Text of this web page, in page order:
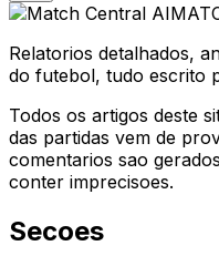
Relatorios detalhados,
do futebol, tudo escrito
Todos os artigos deste
das partidas vem de
comentarios sao
conter imprecisoes.
Secoes